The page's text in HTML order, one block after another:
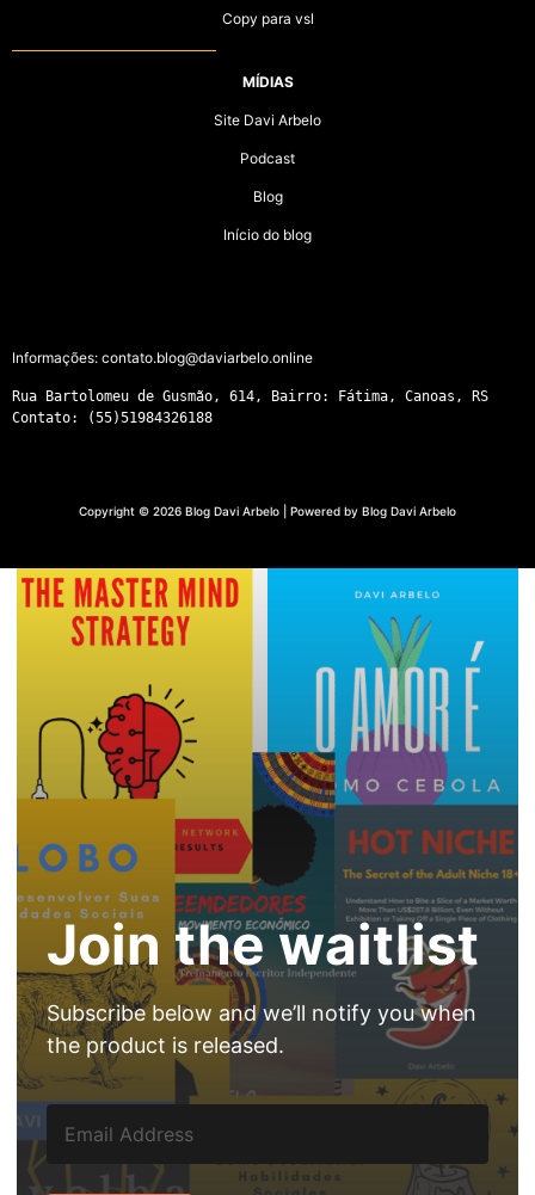
Copy para vsl
MÍDIAS
Site Davi Arbelo
Podcast
Blog
Início do blog
Informações: contato.blog@daviarbelo.online
Rua Bartolomeu de Gusmão, 614, Bairro: Fátima, Canoas, RS
Contato: (55)51984326188
Copyright © 2026 Blog Davi Arbelo | Powered by Blog Davi Arbelo
Join the waitlist
Subscribe below and we’ll notify you when
the product is released.